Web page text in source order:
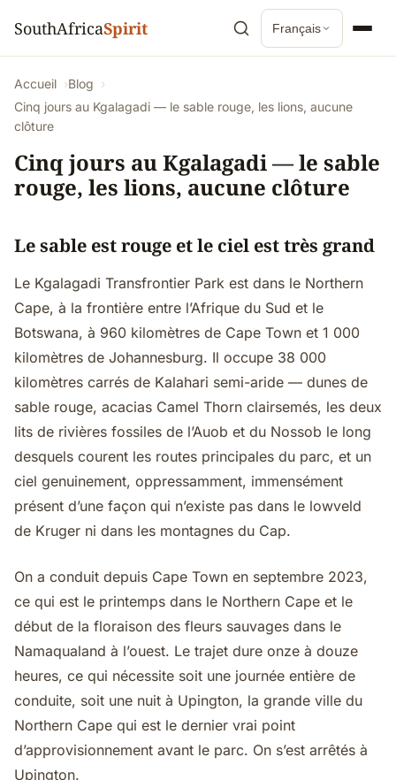
SouthAfricaSpirit Français
Accueil
Blog
Cinq jours au Kgalagadi — le sable rouge, les lions, aucune
clôture
Cinq jours au Kgalagadi — le sable
rouge, les lions, aucune clôture
Le sable est rouge et le ciel est très grand
Le Kgalagadi Transfrontier Park est dans le Northern
Cape, à la frontière entre l’Afrique du Sud et le
Botswana, à 960 kilomètres de Cape Town et 1 000
kilomètres de Johannesburg. Il occupe 38 000
kilomètres carrés de Kalahari semi-aride — dunes de
sable rouge, acacias Camel Thorn clairsemés, les deux
lits de rivières fossiles de l’Auob et du Nossob le long
desquels courent les routes principales du parc, et un
ciel genuinement, oppressamment, immensément
présent d’une façon qui n’existe pas dans le lowveld
de Kruger ni dans les montagnes du Cap.
On a conduit depuis Cape Town en septembre 2023,
ce qui est le printemps dans le Northern Cape et le
début de la floraison des fleurs sauvages dans le
Namaqualand à l’ouest. Le trajet dure onze à douze
heures, ce qui nécessite soit une journée entière de
conduite, soit une nuit à Upington, la grande ville du
Northern Cape qui est le dernier vrai point
d’approvisionnement avant le parc. On s’est arrêtés à
Upington.